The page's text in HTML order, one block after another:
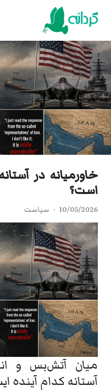
Skip
content
خاورمیانه در
است؟
10/05/2026 سیاست
میان آتش‌بس و
آستانه کدام آینده